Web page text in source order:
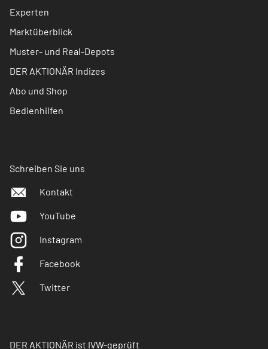
Experten
Marktüberblick
Muster- und Real-Depots
DER AKTIONÄR Indizes
Abo und Shop
Bedienhilfen
Schreiben Sie uns
Kontakt
YouTube
Instagram
Facebook
Twitter
DER AKTIONÄR ist IVW-geprüft